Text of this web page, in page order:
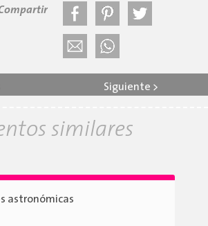
Siguiente >
similares
astronómicas